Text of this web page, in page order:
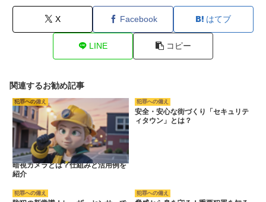
X Facebook はてブ
LINE コピー
関連するお勧め記事
犯罪への備え
暗視カメラとは？仕組みと活用例を
紹介
犯罪への備え
安全・安心な街づくり「セキュリテ
ィタウン」とは？
犯罪への備え 犯罪への備え